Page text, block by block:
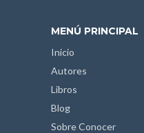
MENÚ PRINCIPAL
Inicio
Autores
Libros
Blog
Sobre Conocer